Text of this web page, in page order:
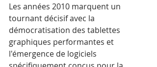
Les années 2010 marquent un
tournant décisif avec la
démocratisation des tablettes
graphiques performantes et
l'émergence de logiciels